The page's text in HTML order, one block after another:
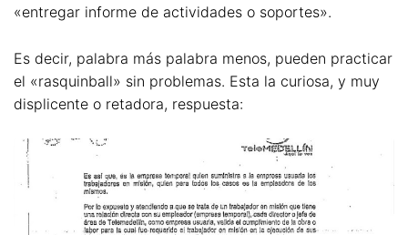
«entregar informe de actividades o soportes».
Es decir, palabra más palabra menos, pueden practicar
el «rasquinball» sin problemas. Esta la curiosa, y muy
displicente o retadora, respuesta: